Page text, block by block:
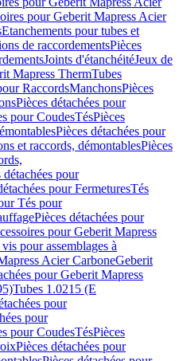
pour Geberit Mapress Acier
Etanchements pour tubes et
de raccordementsPièces
Joints d'étanchéitéJeux de
Mapress ThermTubes
RaccordsManchonsPièces
Pièces détachées pour
pour CoudesTésPièces
Pièces détachées pour
et raccords, démontablesPièces
détachées pour
pour FermeturesTés
Tés pour
Pièces détachées pour
pour Geberit Mapress
pour assemblages à
Acier CarboneGeberit
pour Geberit Mapress
Tubes 1.0215 (E
pour
pour
pour CoudesTésPièces
Pièces détachées pour